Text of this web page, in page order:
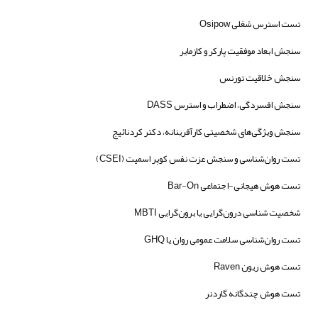
تست استرس شغلی Osipow
سنجش ابعاد موفقیت پارکر و کازمایر
سنجش خلاقیت تورنس
سنجش افسردگی، اضطراب و استرس DASS
سنجش ویژگی‌های شخصیتی کارآفرینانه، دکتر کردنائیج
تست روان‌شناسی و سنجش عزت نفس کوپر اسمیت (CSEI)
تست هوش هیجانی-اجتماعی Bar-On
شخصیت شناسی درون‌گرایی یا برون‌گرایی MBTI
تست روان‌شناسی سلامت عمومی روان یا GHQ
تست هوش ریون Raven
تست هوش چندگانه گاردنر